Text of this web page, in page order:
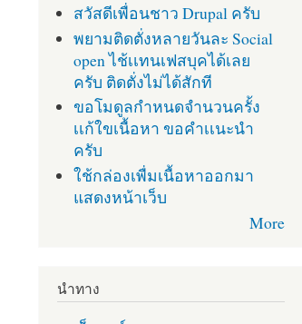
สวัสดีเพื่อนชาว Drupal ครับ
พยามติดตั่งหลายวันละ Social
open ไช้เเทนเฟสบุคได้เลย
ครับ ติดตั่งไม่ได้สักที
ขอโมดูลกำหนดจำนวนครั้ง
เเก้ใขเนื้อหา ขอคำเเนะนำ
ครับ
ใช้กล่องเพื่มเนื้อหาออกมา
แสดงหน้าเว็บ
More
นำทาง